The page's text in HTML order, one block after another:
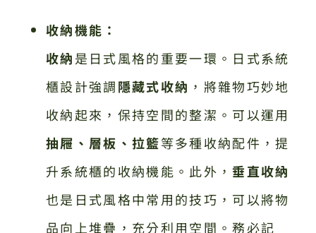
收納機能：
收納是日式風格的重要一環。日式系統
櫃設計強調隱藏式收納 ，將雜物巧妙地
收納起來，保持空間的整潔。可以運用
抽屜、層板、拉籃等多種收納配件，提
升系統櫃的收納機能。此外，垂直收納
也是日式風格中常用的技巧，可以將物
品向上堆疊，充分利用空間。務必記